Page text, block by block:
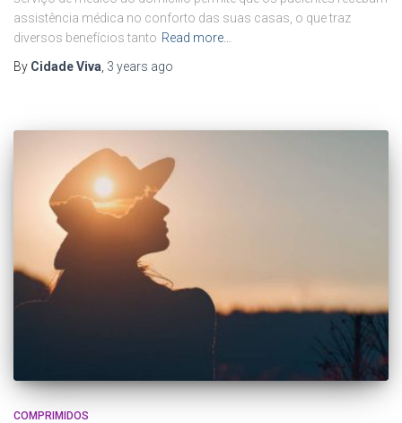
assistência médica no conforto das suas casas, o que traz
diversos benefícios tanto Read more…
By Cidade Viva 3 years ago
COMPRIMIDOS